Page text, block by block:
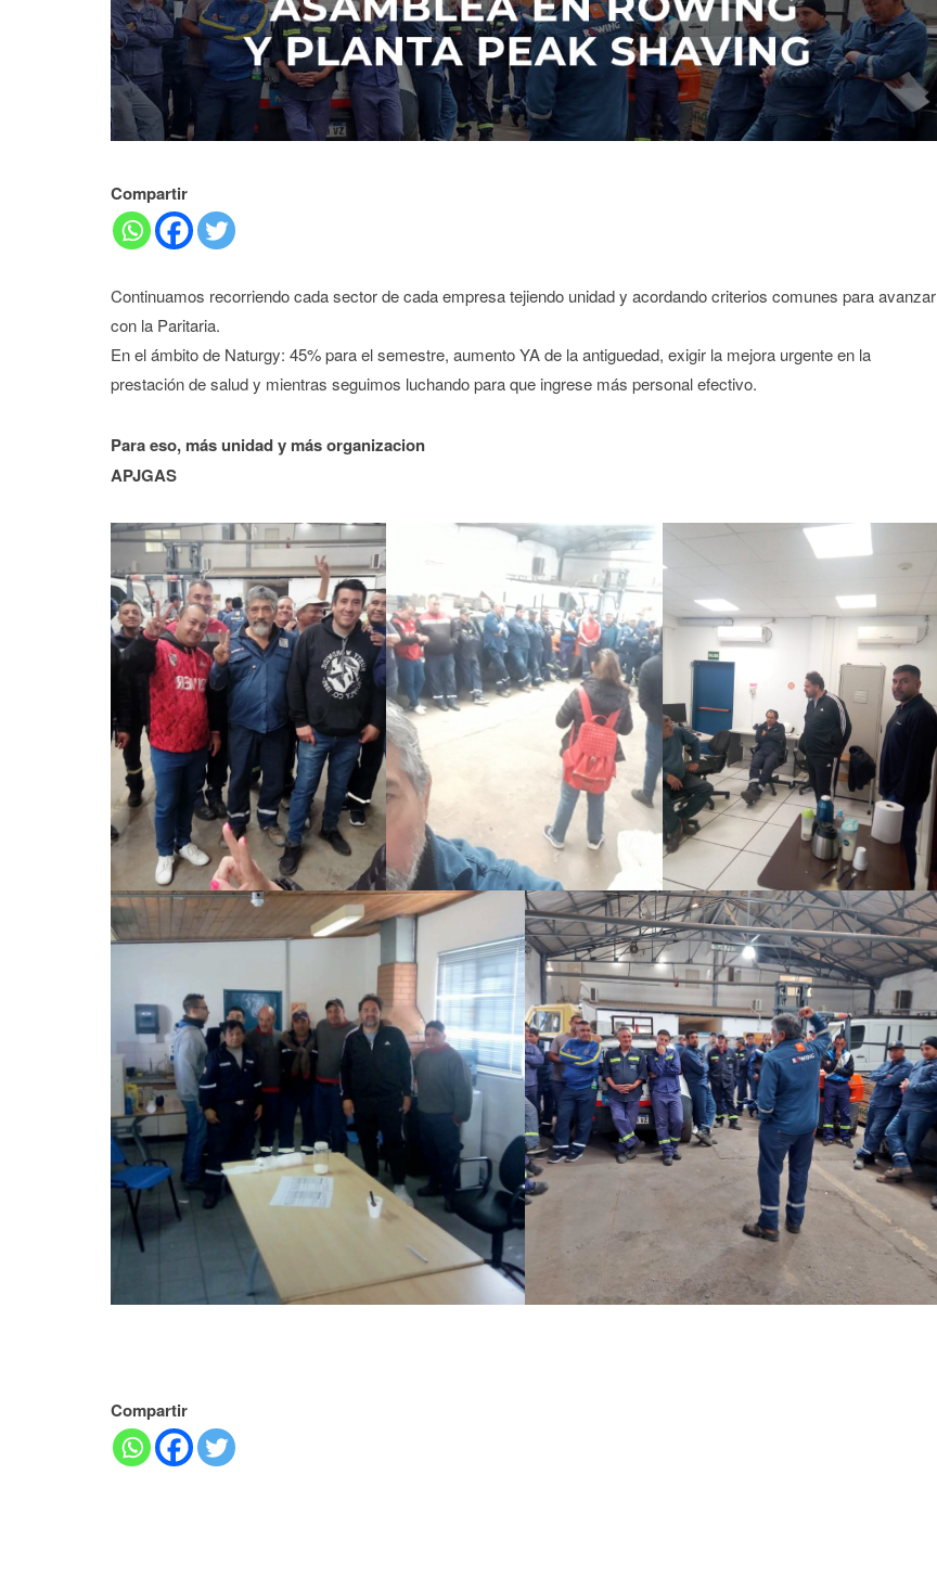
Compartir
Continuamos recorriendo cada sector de cada empresa tejiendo unidad y acordando criterios comunes para avanzar
con la Paritaria.
En el ámbito de Naturgy: 45% para el semestre, aumento YA de la antiguedad, exigir la mejora urgente en la
prestación de salud y mientras seguimos luchando para que ingrese más personal efectivo.
Para eso, más unidad y más organizacion
APJGAS
Compartir